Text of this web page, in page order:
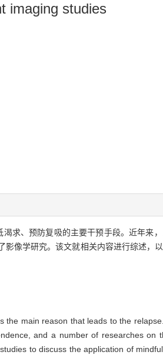
imaging studies
求、预防复吸的主要干预手段。近年来
像学研究。该文就相关内容进行综述，
main reason that leads to the
and a number of researches on
to discuss the application of